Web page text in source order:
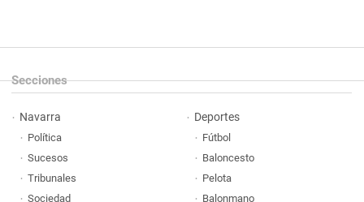
Secciones
Navarra
Política
Sucesos
Tribunales
Sociedad
Deportes
Fútbol
Baloncesto
Pelota
Balonmano